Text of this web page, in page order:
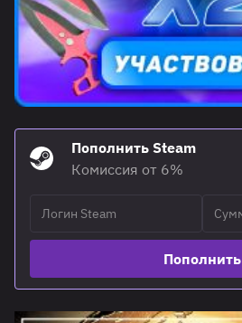
Пополнить Steam
Комиссия от 6%
Пополнить